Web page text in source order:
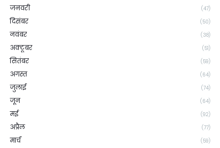
जनवरी (47)
दिसंबर (50)
नवंबर (38)
अक्टूबर (51)
सितंबर (59)
अगस्त (64)
जुलाई (74)
जून (64)
मई (92)
अप्रैल (77)
मार्च (59)